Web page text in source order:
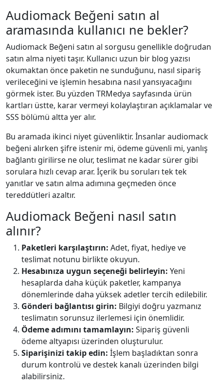
Audiomack Beğeni satın al
aramasında kullanıcı ne bekler?
Audiomack Beğeni satın al sorgusu genellikle doğrudan
satın alma niyeti taşır. Kullanıcı uzun bir blog yazısı
okumaktan önce paketin ne sunduğunu, nasıl sipariş
verileceğini ve işlemin hesabına nasıl yansıyacağını
görmek ister. Bu yüzden TRMedya sayfasında ürün
kartları üstte, karar vermeyi kolaylaştıran açıklamalar ve
SSS bölümü altta yer alır.
Bu aramada ikinci niyet güvenliktir. İnsanlar audiomack
beğeni alırken şifre istenir mi, ödeme güvenli mi, yanlış
bağlantı girilirse ne olur, teslimat ne kadar sürer gibi
sorulara hızlı cevap arar. İçerik bu soruları tek tek
yanıtlar ve satın alma adımına geçmeden önce
tereddütleri azaltır.
Audiomack Beğeni nasıl satın
alınır?
Paketleri karşılaştırın: Adet, fiyat, hediye ve
teslimat notunu birlikte okuyun.
Hesabınıza uygun seçeneği belirleyin: Yeni
hesaplarda daha küçük paketler, kampanya
dönemlerinde daha yüksek adetler tercih edilebilir.
Gönderi bağlantısı girin: Bilgiyi doğru yazmanız
teslimatın sorunsuz ilerlemesi için önemlidir.
Ödeme adımını tamamlayın: Sipariş güvenli
ödeme altyapısı üzerinden oluşturulur.
Siparişinizi takip edin: İşlem başladıktan sonra
durum kontrolü ve destek kanalı üzerinden bilgi
alabilirsiniz.